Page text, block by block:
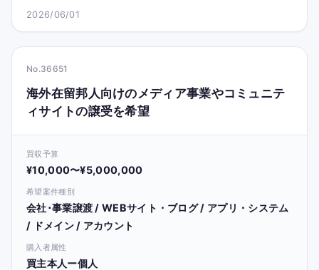
2026/06/01
No.36651
海外在留邦人向けのメディア事業やコミュニテ
ィサイトの譲受を希望
買収予算
¥10,000〜¥5,000,000
希望案件種別
会社･事業譲渡 / WEBサイト・ブログ / アプリ・システム
/ ドメイン / アカウント
購入者属性
買主本人ー個人